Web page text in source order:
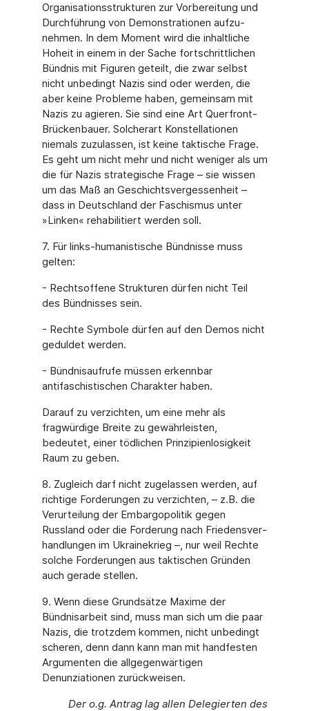
Organisationsstrukturen zur Vorbereitung und
Durchführung von Demonstrationen aufzu­
nehmen. In dem Moment wird die inhaltliche
Hoheit in einem in der Sache fortschrittlichen
Bündnis mit Figuren geteilt, die zwar selbst
nicht unbedingt Nazis sind oder werden, die
aber keine Probleme haben, gemeinsam mit
Nazis zu agieren. Sie sind eine Art Querfront-
Brückenbauer. Solcherart Konstellationen
niemals zuzulassen, ist keine taktische Frage.
Es geht um nicht mehr und nicht weniger als um
die für Nazis strategische Frage – sie wissen
um das Maß an Geschichtsvergessenheit –
dass in Deutschland der Faschismus unter
»Linken« rehabilitiert werden soll.
7. Für links-humanistische Bündnisse muss
gelten:
- Rechtsoffene Strukturen dürfen nicht Teil
des Bündnisses sein.
- Rechte Symbole dürfen auf den Demos nicht
geduldet werden.
- Bündnisaufrufe müssen erkennbar
antifaschistischen Charakter haben.
Darauf zu verzichten, um eine mehr als
fragwürdige Breite zu gewährleisten,
bedeutet, einer tödlichen Prinzipienlosigkeit
Raum zu geben.
8. Zugleich darf nicht zugelassen werden, auf
richtige Forderungen zu verzichten, – z.B. die
Verurteilung der Embargopolitik gegen
Russland oder die Forderung nach Friedensver­
handlungen im Ukrainekrieg –, nur weil Rechte
solche Forderungen aus taktischen Grün­den
auch gerade stellen.
9. Wenn diese Grundsätze Maxime der
Bündnisarbeit sind, muss man sich um die paar
Nazis, die trotzdem kommen, nicht unbedingt
scheren, denn dann kann man mit handfes­ten
Argumenten die allgegenwärtigen
Denunziationen zurückweisen.
Der o.g. Antrag lag allen Delegierten des